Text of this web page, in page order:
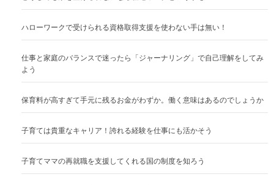
ハローワークで受けられる資格取得支援を使わない手は無い！
仕事と家庭のバランスで迷ったら「ジャーナリング」で自己理解をしてみ
よう
保育料が高すぎて手元に残るお金がわずか。働く意味はあるのでしょうか
子育ては貴重なキャリア！誇れる経験を仕事にも活かそう
子育てママの再就職を支援してくれる国の制度を知ろう